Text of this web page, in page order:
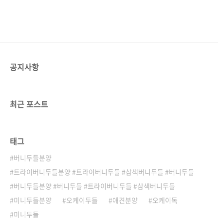
공지사항
최근 포스트
태그
버니두들분양
트라이버니두들분양 #트라이버니두들 #삼색버니두들 #버니두들
버니두들분양 #버니두들 #트라이버니두들 #삼색버니두들
미니두들분양
오케이두들 애견분양
오케이독
미니두들